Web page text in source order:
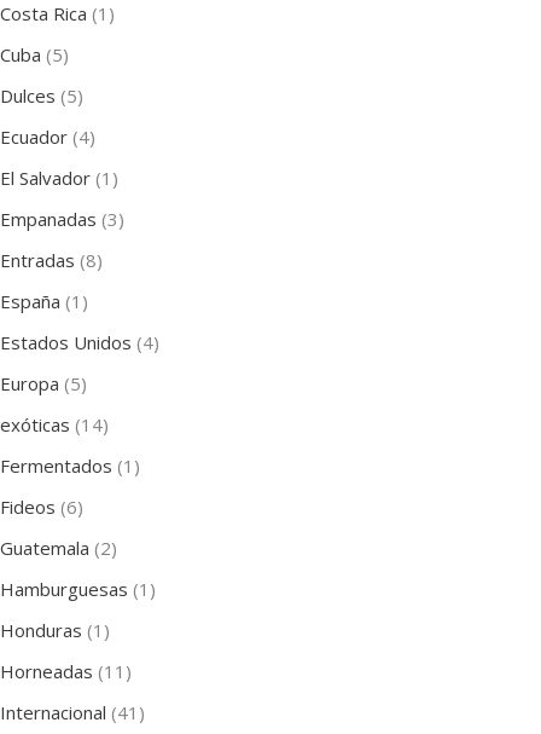
Costa Rica (1)
Cuba (5)
Dulces (5)
Ecuador (4)
El Salvador (1)
Empanadas (3)
Entradas (8)
España (1)
Estados Unidos (4)
Europa (5)
exóticas (14)
Fermentados (1)
Fideos (6)
Guatemala (2)
Hamburguesas (1)
Honduras (1)
Horneadas (11)
Internacional (41)